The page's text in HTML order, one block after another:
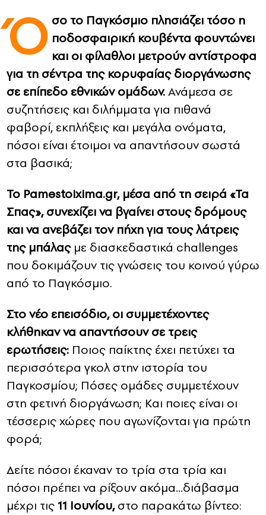
CONTACT
ADVERTISE
Ό σο το Παγκόσμιο πλησιάζει τόσο η
ποδοσφαιρική κουβέντα φουντώνει
και οι φίλαθλοι μετρούν αντίστροφα
για τη σέντρα της κορυφαίας διοργάνωσης
σε επίπεδο εθνικών ομάδων.Ανάμεσα σε
συζητήσεις και διλήμματα για πιθανά
φαβορί, εκπλήξεις και μεγάλα ονόματα,
πόσοι είναι έτοιμοι να απαντήσουν σωστά
στα βασικά;
Το Pamestoixima.gr, μέσα από τη σειρά «Τα
Σπας», συνεχίζει να βγαίνει στους δρόμους
και να ανεβάζει τον πήχη για τους λάτρεις
της μπάλαςμε διασκεδαστικά challenges
που δοκιμάζουν τις γνώσεις του κοινού γύρω
από το Παγκόσμιο.
Στο νέο επεισόδιο, οι συμμετέχοντες
κλήθηκαν να απαντήσουν σε τρεις
ερωτήσεις: Ποιος παίκτης έχει πετύχει τα
περισσότερα γκολ στην ιστορία του
Παγκοσμίου; Πόσες ομάδες συμμετέχουν
στη φετινή διοργάνωση; Και ποιες είναι οι
τέσσερις χώρες που αγωνίζονται για πρώτη
φορά;
Δείτε πόσοι έκαναν το τρία στα τρία και
πόσοι πρέπει να ρίξουν ακόμα…διάβασμα
μέχρι τις 11 Ιουνίου,στο παρακάτω βίντεο: